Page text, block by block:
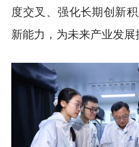
度交叉、强化长期创新
新能力，为未来产业发展